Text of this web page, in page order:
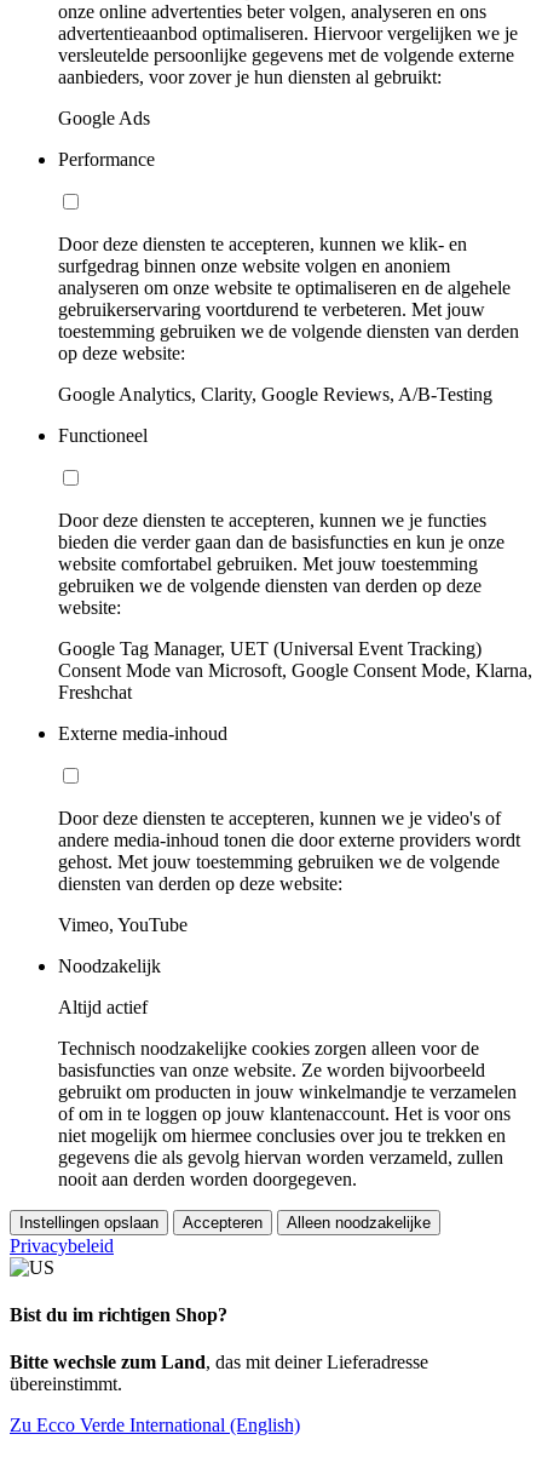
onze online advertenties beter volgen, analyseren en ons
advertentieaanbod optimaliseren. Hiervoor vergelijken we je
versleutelde persoonlijke gegevens met de volgende externe
aanbieders, voor zover je hun diensten al gebruikt:
Google Ads
Performance
Door deze diensten te accepteren, kunnen we klik- en
surfgedrag binnen onze website volgen en anoniem
analyseren om onze website te optimaliseren en de algehele
gebruikerservaring voortdurend te verbeteren. Met jouw
toestemming gebruiken we de volgende diensten van derden
op deze website:
Google Analytics, Clarity, Google Reviews, A/B-Testing
Functioneel
Door deze diensten te accepteren, kunnen we je functies
bieden die verder gaan dan de basisfuncties en kun je onze
website comfortabel gebruiken. Met jouw toestemming
gebruiken we de volgende diensten van derden op deze
website:
Google Tag Manager, UET (Universal Event Tracking)
Consent Mode van Microsoft, Google Consent Mode, Klarna,
Freshchat
Externe media-inhoud
Door deze diensten te accepteren, kunnen we je video's of
andere media-inhoud tonen die door externe providers wordt
gehost. Met jouw toestemming gebruiken we de volgende
diensten van derden op deze website:
Vimeo, YouTube
Noodzakelijk
Altijd actief
Technisch noodzakelijke cookies zorgen alleen voor de
basisfuncties van onze website. Ze worden bijvoorbeeld
gebruikt om producten in jouw winkelmandje te verzamelen
of om in te loggen op jouw klantenaccount. Het is voor ons
niet mogelijk om hiermee conclusies over jou te trekken en
gegevens die als gevolg hiervan worden verzameld, zullen
nooit aan derden worden doorgegeven.
Instellingen opslaan Accepteren Alleen noodzakelijke
Privacybeleid
Bist du im richtigen Shop?
Bitte wechsle zum Land, das mit deiner Lieferadresse
übereinstimmt.
Zu Ecco Verde International (English)